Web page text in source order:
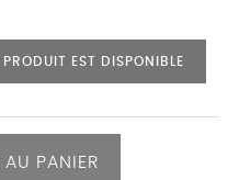
EST DISPONIBLE
AU PANIER